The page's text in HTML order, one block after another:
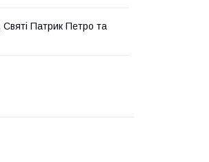
Патрик Петро та